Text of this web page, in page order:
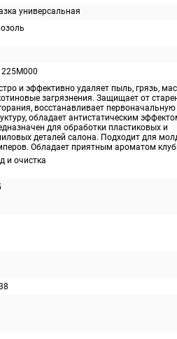
универсальная
и эффективно удаляет пыль, грязь,
загрязнения. Защищает от
восстанавливает первоначальную
обладает антистатическим
для обработки пластиковых и
деталей салона. Подходит для
Обладает приятным ароматом
и очистка